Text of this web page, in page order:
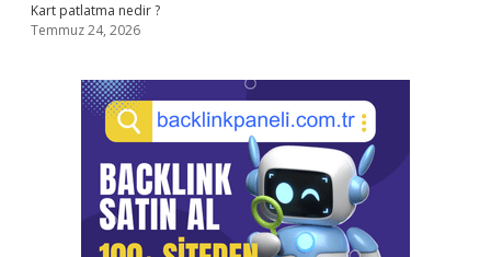
Kart patlatma nedir ?
Temmuz 24, 2026